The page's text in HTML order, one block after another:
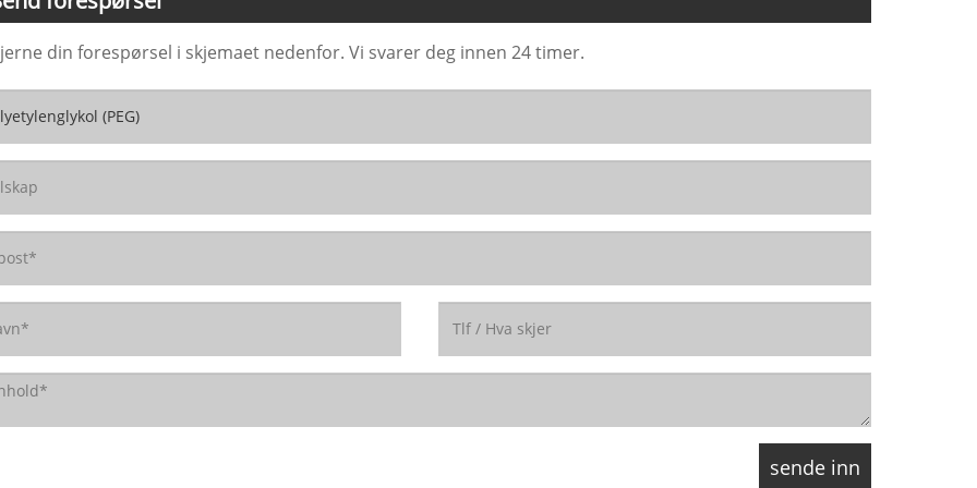
din forespørsel i skjemaet nedenfor. Vi svarer deg innen 24 timer.